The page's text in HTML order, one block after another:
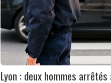
Lyon : deux hommes arrêtés